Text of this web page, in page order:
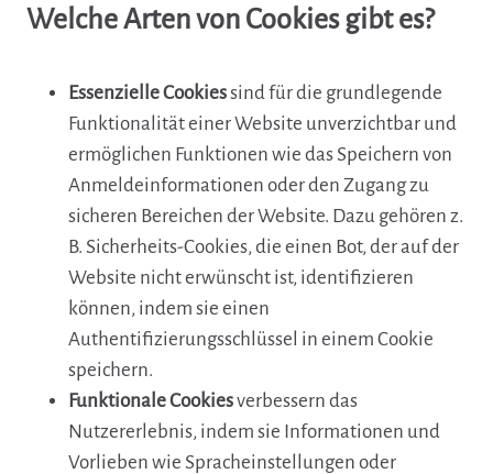
Welche Arten von Cookies gibt es?
Essenzielle Cookiessind für die grundlegende
Funktionalität einer Website unverzichtbar und
ermöglichen Funktionen wie das Speichern von
Anmeldeinformationen oder den Zugang zu
sicheren Bereichen der Website. Dazu gehören z.
B. Sicherheits-Cookies, die einen Bot, der auf der
Website nicht erwünscht ist, identifizieren
können, indem sie einen
Authentifizierungsschlüssel in einem Cookie
speichern.
Funktionale Cookiesverbessern das
Nutzererlebnis, indem sie Informationen und
Vorlieben wie Spracheinstellungen oder